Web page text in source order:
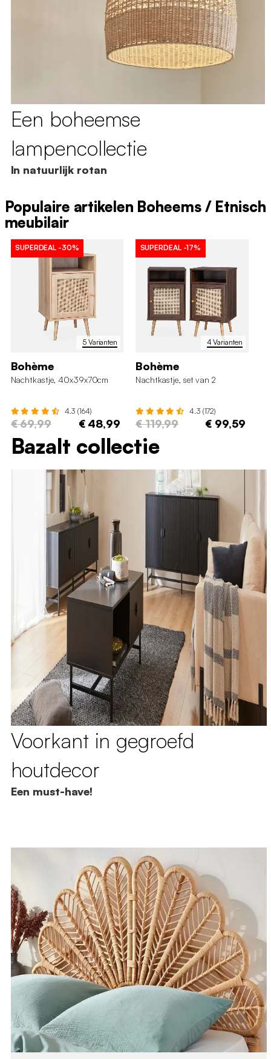
Een boheemse
lampencollectie
In natuurlijk rotan
Populaire artikelen Boheems / Etnisch
meubilair
5 Varianten
SUPERDEAL -30%
Bohème
Nachtkastje, 40x39x70cm
4.3 (164)
€ 69,99 € 48,99
4 Varianten
SUPERDEAL -17%
Bohème
Nachtkastje, set van 2
4.3 (172)
€ 119,99 € 99,59
Bazalt collectie
Voorkant in gegroefd
houtdecor
Een must-have!